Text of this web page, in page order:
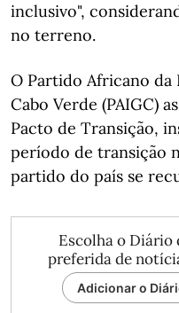
inclusivo",
no terreno.
O Partido Africano da
Cabo Verde (PAIGC)
Pacto de Transição,
período de transição
partido do país se
Escolha o
preferida de
Adicionar o